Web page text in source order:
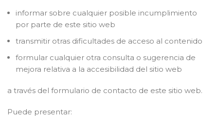
informar sobre cualquier posible incumplimiento
por parte de este sitio web
transmitir otras dificultades de acceso al contenido
formular cualquier otra consulta o sugerencia de
mejora relativa a la accesibilidad del sitio web
a través del formulario de contacto de este sitio web.
Puede presentar: